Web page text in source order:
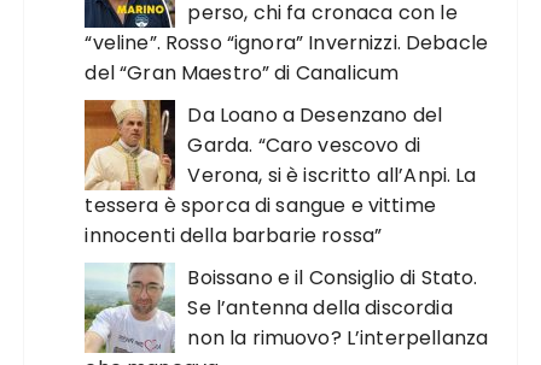
perso, chi fa cronaca con le
“veline”. Rosso “ignora” Invernizzi. Debacle
del “Gran Maestro” di Canalicum
Da Loano a Desenzano del
Garda. “Caro vescovo di
Verona, si è iscritto all’Anpi. La
tessera è sporca di sangue e vittime
innocenti della barbarie rossa”
Boissano e il Consiglio di Stato.
Se l’antenna della discordia
non la rimuovo? L’interpellanza